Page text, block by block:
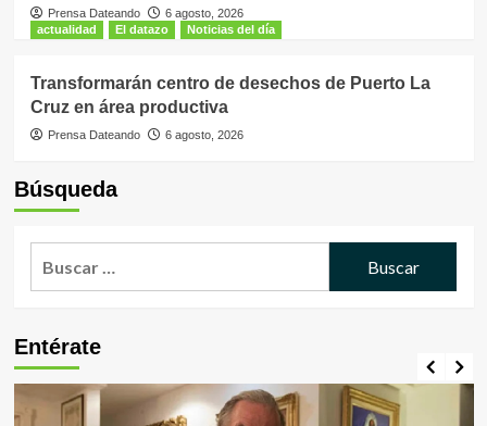
Prensa Dateando
6 agosto, 2026
actualidad
El datazo Noticias del día
Transformarán centro de desechos de Puerto La
Cruz en área productiva
Prensa Dateando 6 agosto, 2026
Búsqueda
Entérate